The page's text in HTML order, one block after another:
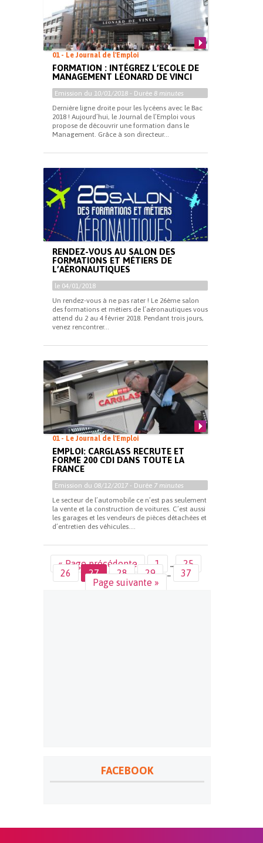
01 - Le Journal de l'Emploi
FORMATION : INTÉGREZ L’ECOLE DE
MANAGEMENT LÉONARD DE VINCI
Emission du 10/01/2018 - Durée 8 minutes
Dernière ligne droite pour les lycéens avec le Bac
2018 ! Aujourd’hui, le Journal de l’Emploi vous
propose de découvrir une formation dans le
Management. Grâce à son directeur...
RENDEZ-VOUS AU SALON DES
FORMATIONS ET MÉTIERS DE
L’AÉRONAUTIQUES
le 04/01/2018
Un rendez-vous à ne pas rater ! Le 26ème salon
des formations et métiers de l’aéronautiques vous
attend du 2 au 4 février 2018. Pendant trois jours,
venez rencontrer...
01 - Le Journal de l'Emploi
EMPLOI: CARGLASS RECRUTE ET
FORME 200 CDI DANS TOUTE LA
FRANCE
Emission du 08/12/2017 - Durée 7 minutes
Le secteur de l’automobile ce n’est pas seulement
la vente et la construction de voitures. C’est aussi
les garages et les vendeurs de pièces détachées et
d’entretien des véhicules....
« Page précédente 1 …
25
26
27 28 29 …
37
Page suivante »
FACEBOOK